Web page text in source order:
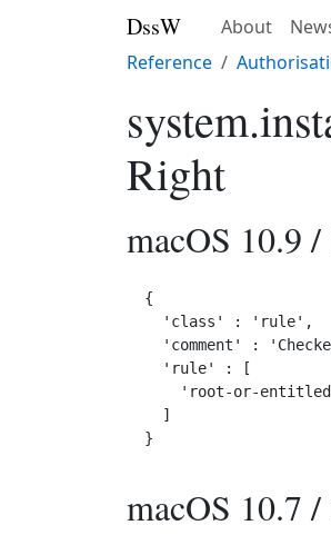
DssW About
Reference
Right
macOS 10.9
{
  'class' : 'rule',
'comment' :
  'rule' : [
'root-or-
  ]
macOS 10.7 /